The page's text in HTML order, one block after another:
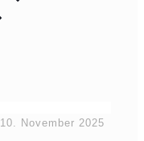
10. November 2025